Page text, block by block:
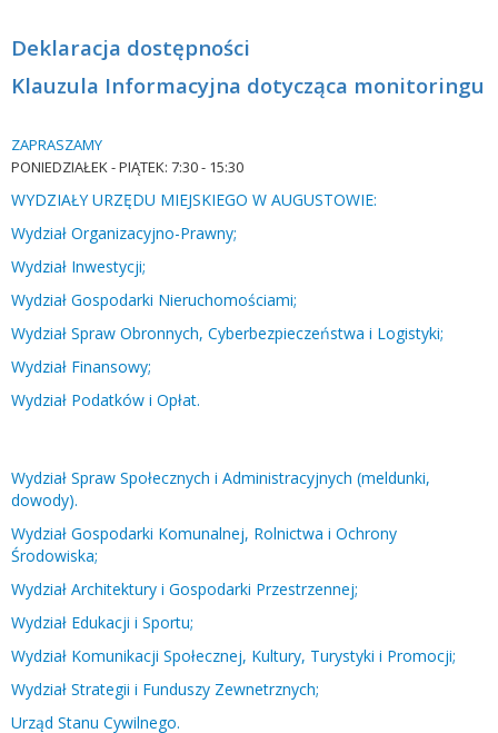
Deklaracja dostępności
Klauzula Informacyjna dotycząca monitoringu
ZAPRASZAMY
PONIEDZIAŁEK -PIĄTEK: 7:30 - 15:30
WYDZIAŁY URZĘDU MIEJSKIEGO W AUGUSTOWIE:
Wydział Organizacyjno-Prawny;
Wydział Inwestycji;
Wydział Gospodarki Nieruchomościami;
Wydział Spraw Obronnych, Cyberbezpieczeństwa i Logistyki;
Wydział Finansowy;
Wydział Podatków i Opłat.
Wydział Spraw Społecznych i Administracyjnych (meldunki,
dowody).
Wydział Gospodarki Komunalnej, Rolnictwa i Ochrony
Środowiska;
Wydział Architektury i Gospodarki Przestrzennej;
Wydział Edukacji i Sportu;
Wydział Komunikacji Społecznej, Kultury, Turystyki i Promocji;
Wydział Strategii i Funduszy Zewnetrznych;
Urząd Stanu Cywilnego.